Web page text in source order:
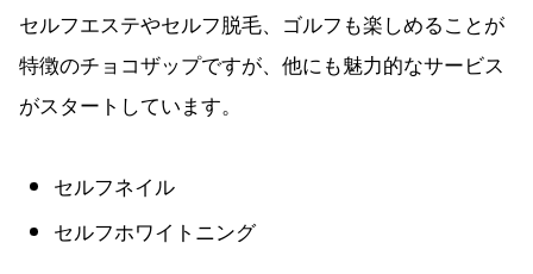
セルフエステやセルフ脱毛、ゴルフも楽しめることが
特徴のチョコザップですが、他にも魅力的なサービス
がスタートしています。
セルフネイル
セルフホワイトニング